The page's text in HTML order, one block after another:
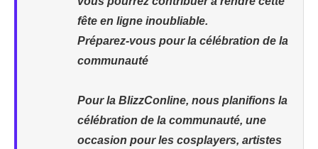
fête en ligne inoubliable.
Préparez-vous pour la célébration de la
communauté
Pour la BlizzConline, nous planifions la
célébration de la communauté, une
occasion pour les cosplayers, artistes